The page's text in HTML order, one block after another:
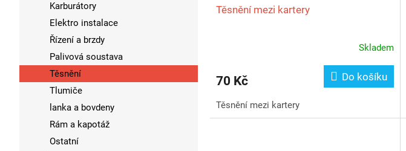
Karburátory
Elektro instalace
Řízení a brzdy
Palivová soustava
Těsnění
Tlumiče
lanka a bovdeny
Rám a kapotáž
Ostatní
Těsnění mezi kartery
Skladem
70 Kč Do košíku
Těsnění mezi kartery